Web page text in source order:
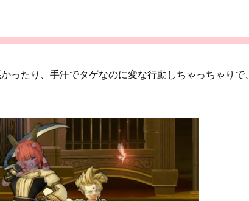
ったり、手汗でタゲなのに変な行動しちゃっちゃりで、